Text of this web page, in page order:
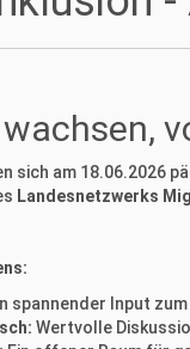
sich am 18.06.2026
Landesnetzwerks
spannender Input
Wertvolle